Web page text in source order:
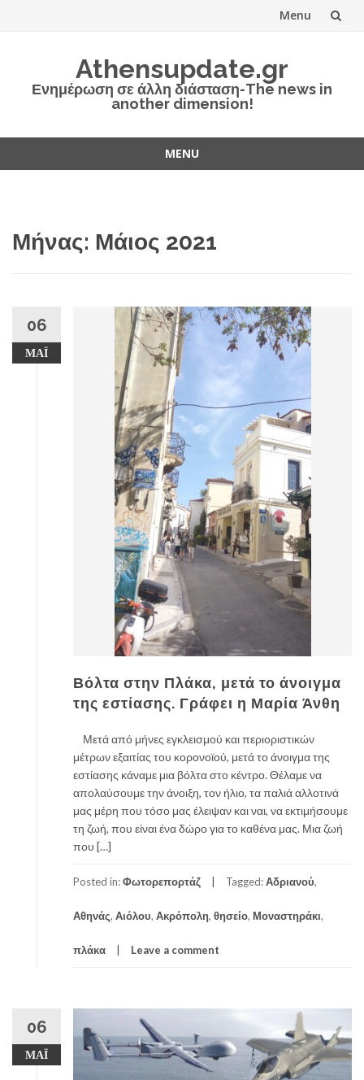
Menu
Athensupdate.gr
Ενημέρωση σε άλλη διάσταση-The news in
another dimension!
MENU
Μήνας: Μάιος 2021
06
ΜΆΙ
Βόλτα στην Πλάκα, μετά το άνοιγμα
της εστίασης. Γράφει η Μαρία Άνθη
Μετά από μήνες εγκλεισμού και περιοριστικών
μέτρων εξαιτίας του κορονοϊού, μετά το άνοιγμα της
εστίασης κάναμε μια βόλτα στο κέντρο. Θέλαμε να
απολαύσουμε την άνοιξη, τον ήλιο, τα παλιά αλλοτινά
μας μέρη που τόσο μας έλειψαν και ναι, να εκτιμήσουμε
τη ζωή, που είναι ένα δώρο για το καθένα μας. Μια ζωή
που […]
Posted in:Φωτορεπορτάζ Tagged:Αδριανού,
Αθηνάς, Αιόλου, Ακρόπολη, θησείο, Μοναστηράκι,
πλάκα Leave a comment
06
ΜΆΙ